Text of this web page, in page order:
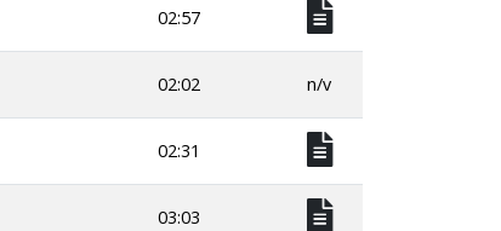
02:57
02:02 n/v
02:31
03:03